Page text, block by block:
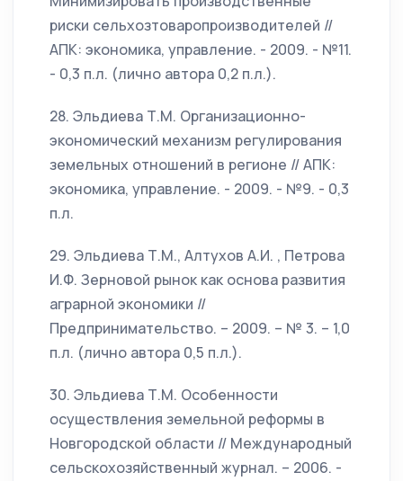
риски сельхозтоваропроизводителей //
АПК: экономика, управление. - 2009. - №11.
- 0,3 п.л. (лично автора 0,2 п.л.).
28. Эльдиева Т.М. Организационно-
экономический механизм регулирования
земельных отношений в регионе // АПК:
экономика, управление. - 2009. - №9. - 0,3
п.л.
29. Эльдиева Т.М., Алтухов А.И. , Петрова
И.Ф. Зерновой рынок как основа развития
аграрной экономики //
Предпринимательство. – 2009. – № 3. – 1,0
п.л. (лично автора 0,5 п.л.).
30. Эльдиева Т.М. Особенности
осуществления земельной реформы в
Новгородской области // Международный
сельскохозяйственный журнал. – 2006. -